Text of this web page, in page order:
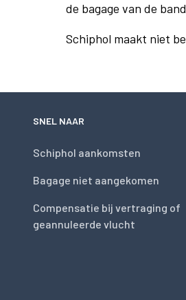
de bagage van de
Schiphol maakt niet
SNEL NAAR
Schiphol aankomsten
Bagage niet aangekomen
Compensatie bij vertraging of
geannuleerde vlucht